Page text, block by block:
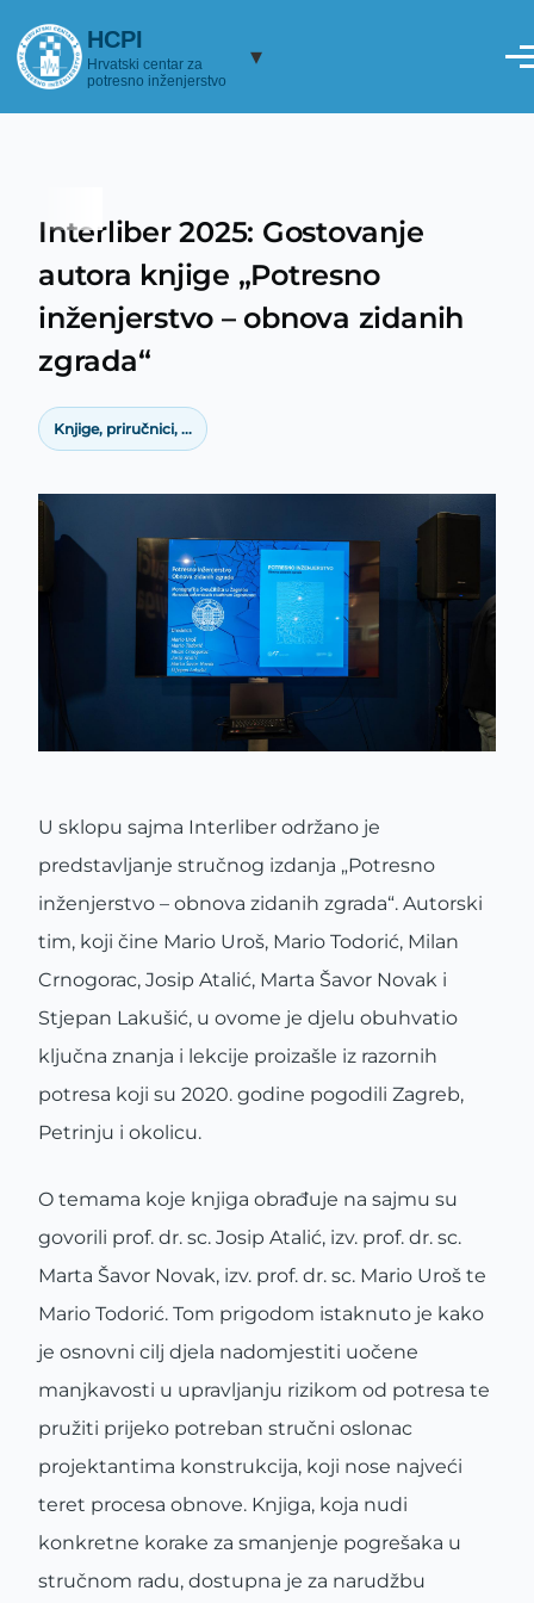
HCPI
Hrvatski centar za
potresno inženjerstvo
▾
Breadcrumb
Interliber 2025: Gostovanje
autora knjige „Potresno
inženjerstvo – obnova zidanih
zgrada“
Knjige, priručnici, ...
U sklopu sajma Interliber održano je
predstavljanje stručnog izdanja „Potresno
inženjerstvo – obnova zidanih zgrada“. Autorski
tim, koji čine Mario Uroš, Mario Todorić, Milan
Crnogorac, Josip Atalić, Marta Šavor Novak i
Stjepan Lakušić, u ovome je djelu obuhvatio
ključna znanja i lekcije proizašle iz razornih
potresa koji su 2020. godine pogodili Zagreb,
Petrinju i okolicu.
O temama koje knjiga obrađuje na sajmu su
govorili prof. dr. sc. Josip Atalić, izv. prof. dr. sc.
Marta Šavor Novak, izv. prof. dr. sc. Mario Uroš te
Mario Todorić. Tom prigodom istaknuto je kako
je osnovni cilj djela nadomjestiti uočene
manjkavosti u upravljanju rizikom od potresa te
pružiti prijeko potreban stručni oslonac
projektantima konstrukcija, koji nose najveći
teret procesa obnove. Knjiga, koja nudi
konkretne korake za smanjenje pogrešaka u
stručnom radu, dostupna je za narudžbu